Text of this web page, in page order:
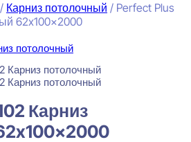
/ Карниз потолочный / Perfect Plus
62x100x2000
Карниз